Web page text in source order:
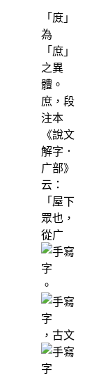
「庻」
為
「庶」
之異
體。
庶，段
注本
《說文
解字．
广部》
云：
「屋下
眾也，
從广
。
，古文